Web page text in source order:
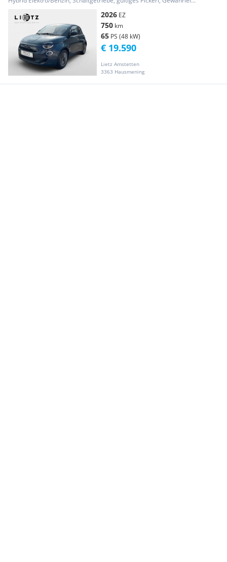
2026 EZ
750 km
65 PS (48 kW)
Lietz Amstetten
3363 Hausmening
€ 19.590